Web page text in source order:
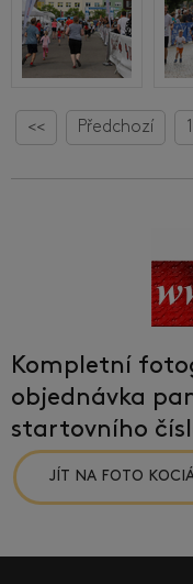
<< Předchozí 1
Kompletní
objednávka
startovního
JÍT NA FOTO